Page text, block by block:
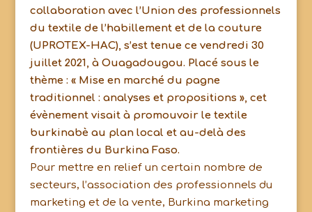
collaboration avec l’Union des professionnels
du textile de l’habillement et de la couture
(UPROTEX-HAC), s’est tenue ce vendredi 30
juillet 2021, à Ouagadougou. Placé sous le
thème : « Mise en marché du pagne
traditionnel : analyses et propositions », cet
évènement visait à promouvoir le textile
burkinabè au plan local et au-delà des
frontières du Burkina Faso.
Pour mettre en relief un certain nombre de
secteurs, l’association des professionnels du
marketing et de la vente, Burkina marketing